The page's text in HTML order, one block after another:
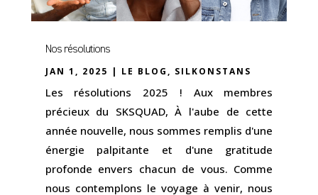
Nos résolutions
JAN 1, 2025 | LE BLOG, SILKONSTANS
Les résolutions 2025 ! Aux membres
précieux du SKSQUAD, À l'aube de cette
année nouvelle, nous sommes remplis d'une
énergie palpitante et d'une gratitude
profonde envers chacun de vous. Comme
nous contemplons le voyage à venir, nous